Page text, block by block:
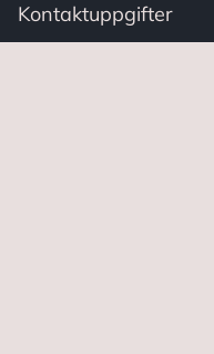
Kontaktuppgifter